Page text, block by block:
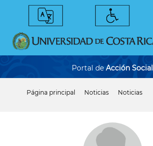
Portal de Acción Social
Página principal Noticias Noticias